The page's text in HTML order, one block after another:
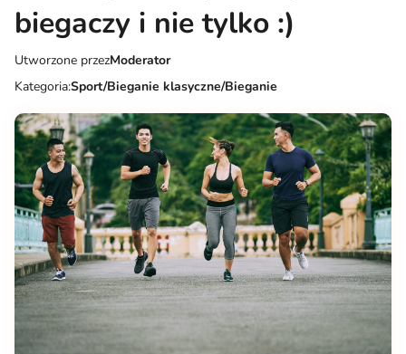
Pobierz aplikację:
biegaczy i nie tylko :)
Utworzone przezModerator
Kategoria:Sport/Bieganie klasyczne/Bieganie